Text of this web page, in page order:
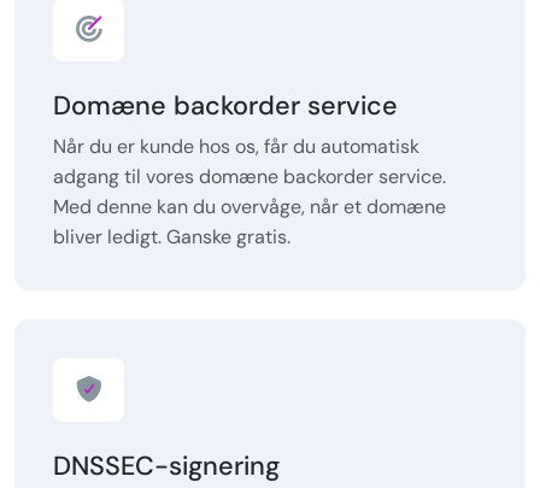
Domæne backorder service
Når du er kunde hos os, får du automatisk
adgang til vores domæne backorder service.
Med denne kan du overvåge, når et domæne
bliver ledigt. Ganske gratis.
DNSSEC-signering